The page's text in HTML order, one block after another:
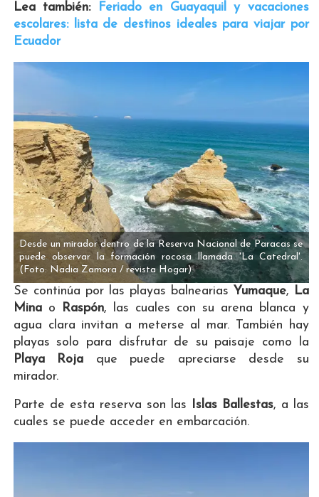
Lea también:
Feriado en Guayaquil y vacaciones
escolares: lista de destinos ideales para viajar por
Ecuador
Desde un mirador dentro de la Reserva Nacional de Paracas se
puede observar la formación rocosa llamada 'La Catedral'.
(Foto: Nadia Zamora / revista Hogar)
Se continúa por las playas balnearias Yumaque, La
Minao Raspón, las cuales con su arena blanca y
agua clara invitan a meterse al mar. También hay
playas solo para disfrutar de su paisaje como la
Playa Roja que puede apreciarse desde su
mirador.
Parte de esta reserva son las Islas Ballestas, a las
cuales se puede acceder en embarcación.